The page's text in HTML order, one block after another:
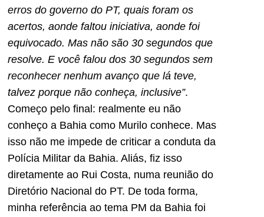
erros do governo do PT, quais foram os
acertos, aonde faltou iniciativa, aonde foi
equivocado. Mas não são 30 segundos que
resolve. E você falou dos 30 segundos sem
reconhecer nenhum avanço que lá teve,
talvez porque não conheça, inclusive”.
Começo pelo final: realmente eu não
conheço a Bahia como Murilo conhece. Mas
isso não me impede de criticar a conduta da
Polícia Militar da Bahia. Aliás, fiz isso
diretamente ao Rui Costa, numa reunião do
Diretório Nacional do PT. De toda forma,
minha referência ao tema PM da Bahia foi